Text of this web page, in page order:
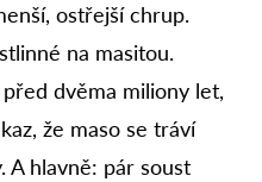
ostřejší chrup.
na masitou.
dvěma miliony let,
že maso se tráví
A hlavně: pár soust